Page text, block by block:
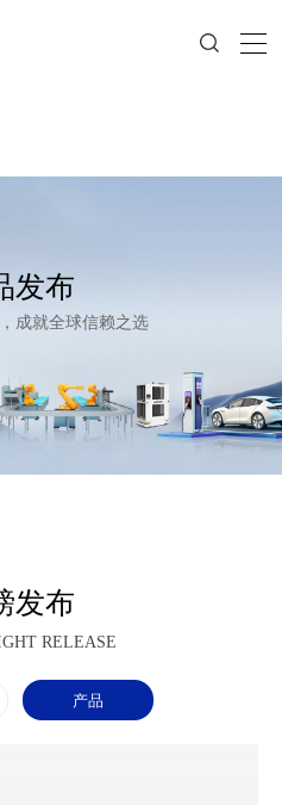
发布
成就全球信赖之选
发布
RELEASE
产品